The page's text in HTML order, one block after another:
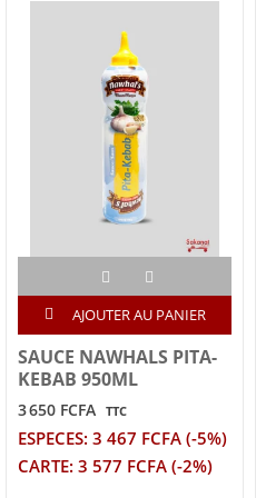
AJOUTER AU PANIER
SAUCE NAWHALS PITA-
KEBAB 950ML
3 650 FCFA TTC
ESPECES: 3 467 FCFA (-5%)
CARTE: 3 577 FCFA (-2%)